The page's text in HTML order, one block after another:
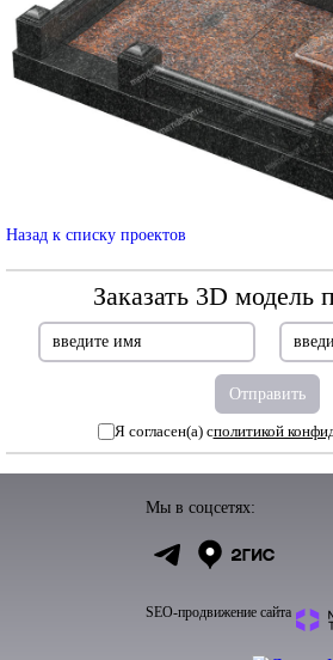
Назад к списку проектов
Заказать 3D модель
Я согласен(а) сполитикой
Мы в соцсетях:
SEO-продвижение сайта